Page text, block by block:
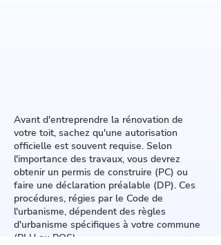
Avant d'entreprendre la rénovation de
votre toit, sachez qu'une autorisation
officielle est souvent requise. Selon
l'importance des travaux, vous devrez
obtenir un permis de construire (PC) ou
faire une déclaration préalable (DP). Ces
procédures, régies par le Code de
l'urbanisme, dépendent des règles
d'urbanisme spécifiques à votre commune
(PLU ou POS).